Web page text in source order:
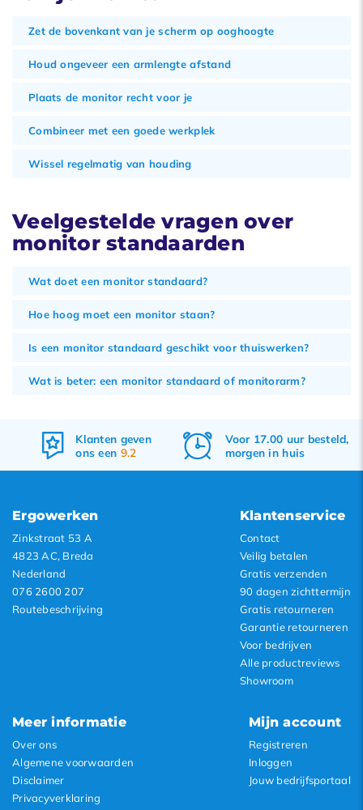
Zet de bovenkant van je scherm op ooghoogte
Houd ongeveer een armlengte afstand
Plaats de monitor recht voor je
Combineer met een goede werkplek
Wissel regelmatig van houding
Veelgestelde vragen over
monitor standaarden
Wat doet een monitor standaard?
Hoe hoog moet een monitor staan?
Is een monitor standaard geschikt voor thuiswerken?
Wat is beter: een monitor standaard of monitorarm?
Voor 17.00 uur besteld,
morgen in huis
Gratis verzenden
& retourneren
Ergowerken
Zinkstraat 53 A
4823 AC, Breda
Nederland
076 2600 207
Routebeschrijving
Klantenservice
Contact
Veilig betalen
Gratis verzenden
90 dagen zichttermijn
Gratis retourneren
Garantie retourneren
Voor bedrijven
Alle productreviews
Showroom
Meer informatie
Over ons
Algemene voorwaarden
Disclaimer
Privacyverklaring
Mijn account
Registreren
Inloggen
Jouw bedrijfsportaal